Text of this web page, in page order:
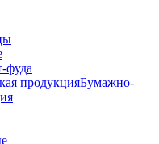
фуда
Бумажно-